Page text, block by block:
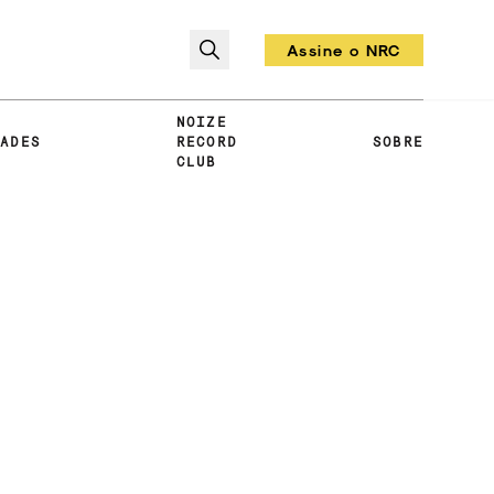
Assine o NRC
NOIZE
RECORD
CLUB
SOBRE